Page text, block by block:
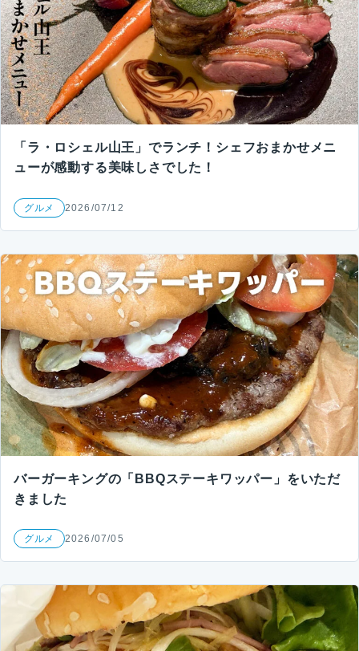
「ラ・ロシェル山王」でランチ！シェフおまかせメニ
ューが感動する美味しさでした！
グルメ 2026/07/12
バーガーキングの「BBQステーキワッパー」をいただ
きました
グルメ 2026/07/05